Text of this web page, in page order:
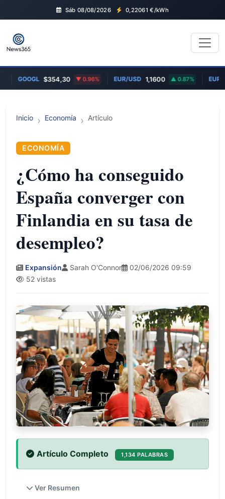
Sáb 08/08/2026 0,22061 €/kWh
GOOGL $354,30 0.96% EUR/USD 1,1600 0.87% EUR/
Inicio Economía Artículo
ECONOMÍA
¿Cómo ha conseguido
España converger con
Finlandia en su tasa de
desempleo?
Expansión Sarah O'Connor
02/06/2026 09:59
52 vistas
Artículo Completo 1,134 PALABRAS
Ver Resumen